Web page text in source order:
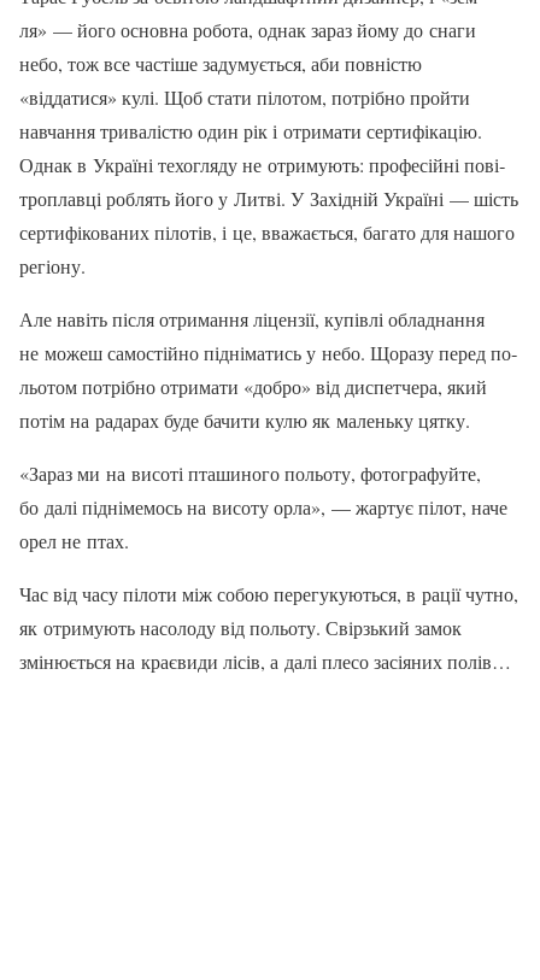
ля» — його основна робота, од­нак зараз йому до снаги
небо, тож все частіше задумується, аби повністю
«віддатися» кулі. Щоб стати пілотом, потріб­но пройти
навчання триваліс­тю один рік і отримати сертифі­кацію.
Однак в Україні техогляду не отримують: професійні пові­
троплавці роблять його у Литві. У Західній Україні — шість
сер­тифікованих пілотів, і це, вважа­ється, багато для нашого
регіо­ну.
Але навіть після отриман­ня ліцензії, купівлі обладнання
не можеш самостійно підніма­тись у небо. Щоразу перед по­
льотом потрібно отримати «до­бро» від диспетчера, який
потім на радарах буде бачити кулю як маленьку цятку.
«Зараз ми на висоті пташиного польоту, фо­тографуйте,
бо далі підніме­мось на висоту орла», — жартує пілот, наче
орел не птах.
Час від часу пілоти між собою перегукуються, в рації чутно,
як отримують насолоду від польо­ту. Свірзький замок
змінюється на краєвиди лісів, а далі плесо засіяних полів…